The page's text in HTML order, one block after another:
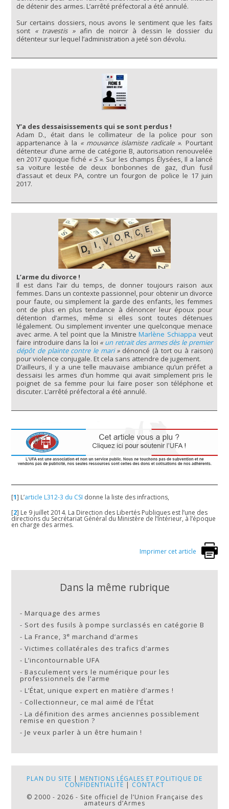
de détenir des armes. L’arrêté préfectoral a été annulé.
Sur certains dossiers, nous avons le sentiment que les faits
sont « travestis » afin de noircir à dessin le dossier du
détenteur sur lequel l’administration a jeté son dévolu.
Y’a des dessaisissements qui se sont perdus !
Adam D., était dans le collimateur de la police pour son
appartenance à la « mouvance islamiste radicale ». Pourtant
détenteur d’une arme de catégorie B, autorisation renouvelée
en 2017 quoique fiché « S ». Sur les champs Élysées, Il a lancé
sa voiture lestée de deux bonbonnes de gaz, d’un fusil
d’assaut et deux PA, contre un fourgon de police le 17 juin
2017.
L’arme du divorce !
Il est dans l’air du temps, de donner toujours raison aux
femmes. Dans un contexte passionnel, pour obtenir un divorce
pour faute, ou simplement la garde des enfants, les femmes
ont de plus en plus tendance à dénoncer leur époux pour
détention d’armes, même si elles sont toutes détenues
légalement. Ou simplement inventer une quelconque menace
avec arme. A tel point que la MinistreMarlène Schiappa veut
faire introduire dans la loi « un retrait des armes dès le premier
dépôt de plainte contre le mari»dénoncé (à tort ou à raison)
pour violence conjugale. Et cela sans attendre de jugement.
D’ailleurs, il y a une telle mauvaise ambiance qu’un préfet a
dessaisi les armes d’un homme qui avait simplement pris le
poignet de sa femme pour lui faire poser son téléphone et
discuter. L’arrêté préfectoral a été annulé.
[1] L’article L312-3 du CSI donne la liste des infractions,
[2] Le 9 juillet 2014. La Direction des Libertés Publiques est l’une des
directions du Secrétariat Général du Ministère de l’Intérieur, à l’époque
en charge des armes.
Imprimer cet article
Dans la même rubrique
-Marquage des armes
- Sort des fusils à pompe surclassés en catégorie B
-La France, 3e marchand d’armes
-Victimes collatérales des trafics d’armes
-L’incontournable UFA
-Basculement vers le numérique pour les
professionnels de l’arme
-L’État, unique expert en matière d’armes !
- Collectionneur, ce mal aimé de l’État
-La définition des armes anciennes possiblement
remise en question ?
-Je veux parler à un être humain !
PLAN DU SITE | MENTIONS LÉGALES ET POLITIQUE DE
CONFIDENTIALITÉ | CONTACT
© 2000 - 2026 - Site officiel de l’Union Française des
amateurs d’Armes